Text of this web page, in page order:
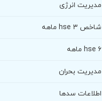
مدیریت انرژی
شاخص hse ۳ ماهه
hse ۶ ماهه
مدیریت بحران
اطلاعات سدها